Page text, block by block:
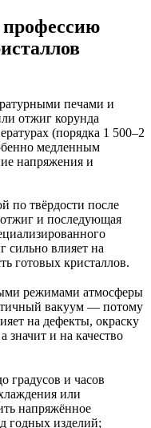
печами и
отжиг корунда
(порядка 1 500–2
медленным
напряжения и
по твёрдости после
и последующая
сильно влияет на
готовых кристаллов.
режимами атмосферы
вакуум — потому
на дефекты, окраску
значит и на качество
градусов и часов
или
напряжённое
годных изделий;